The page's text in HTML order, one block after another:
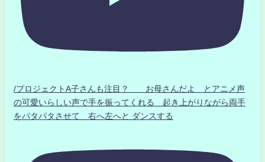
/プロジェクトA子さんも注目？ お母さんだよ とアニメ声
の可愛いらしい声で手を振ってくれる 起き上がりながら両手
をパタパタさせて 右へ左へと ダンスする